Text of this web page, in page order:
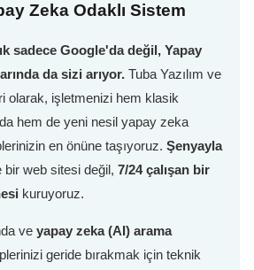
Zeka Odaklı Sistem
sadece Google'da değil, Yapay
da sizi arıyor. Tuba Yazılım ve
olarak, işletmenizi hem klasik
hem de yeni nesil yapay zeka
en önüne taşıyoruz. Şenyayla
bir web sitesi değil, 7/24 çalışan bir
kuruyoruz.
ve yapay zeka (AI) arama
geride bırakmak için teknik